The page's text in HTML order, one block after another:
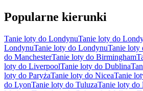
Popularne kierunki
Tanie loty do LondynuTanie loty do
LondynuTanie loty do LondynuTanie loty
do ManchesterTanie loty do Birmingham
loty do LiverpoolTanie loty do Dublina
loty do ParyżaTanie loty do NiceaTanie
do LyonTanie loty do TuluzaTanie loty do